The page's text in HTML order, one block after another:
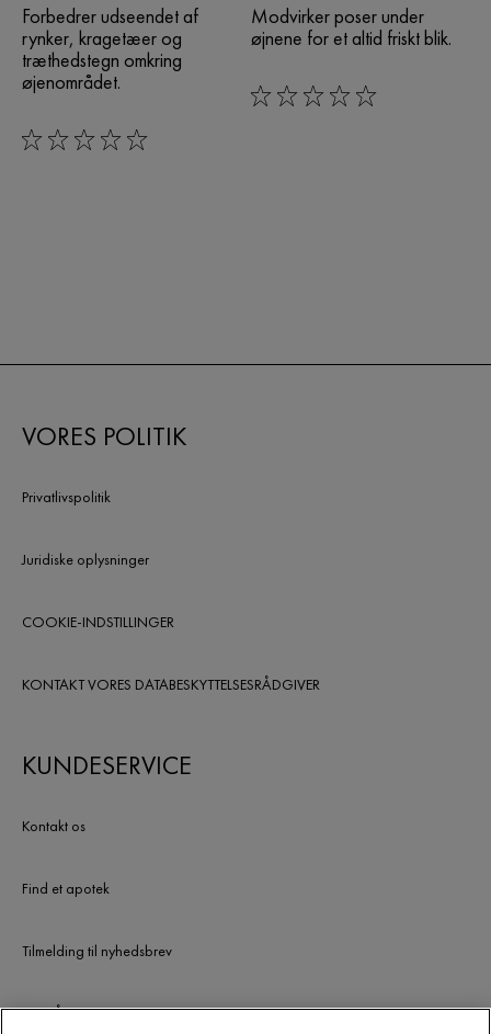
Forbedrer udseendet af
rynker, kragetæer og
træthedstegn omkring
øjenområdet.
0/5
Modvirker poser under
øjnene for et altid friskt blik.
0/5
VORES POLITIK
Privatlivspolitik
Juridiske oplysninger
COOKIE-INDSTILLINGER
KONTAKT VORES DATABESKYTTELSESRÅDGIVER
KUNDESERVICE
Kontakt os
Find et apotek
Tilmelding til nyhedsbrev
UDGÅEDE PRODUKTER